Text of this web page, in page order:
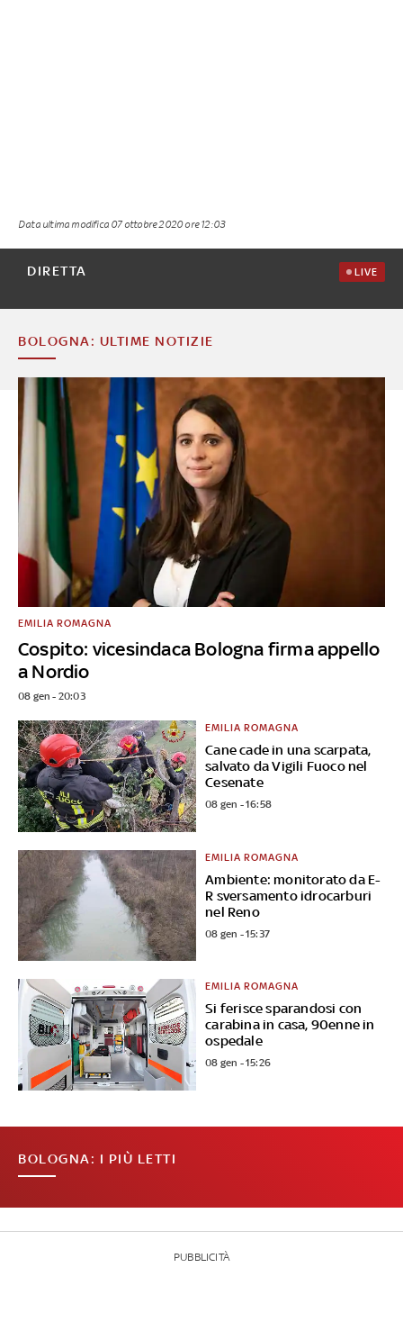
Data ultima modifica 07 ottobre 2020 ore 12:03
DIRETTA LIVE
BOLOGNA: ULTIME NOTIZIE
Cospito: vicesindaca Bologna firma appello
a Nordio
EMILIA ROMAGNA
08 gen - 20:03
Cane cade in una scarpata,
salvato da Vigili Fuoco nel
Cesenate
EMILIA ROMAGNA
08 gen - 16:58
Ambiente: monitorato da E-
R sversamento idrocarburi
nel Reno
EMILIA ROMAGNA
08 gen - 15:37
Si ferisce sparandosi con
carabina in casa, 90enne in
ospedale
EMILIA ROMAGNA
08 gen - 15:26
BOLOGNA: I PIÙ LETTI
PUBBLICITÀ